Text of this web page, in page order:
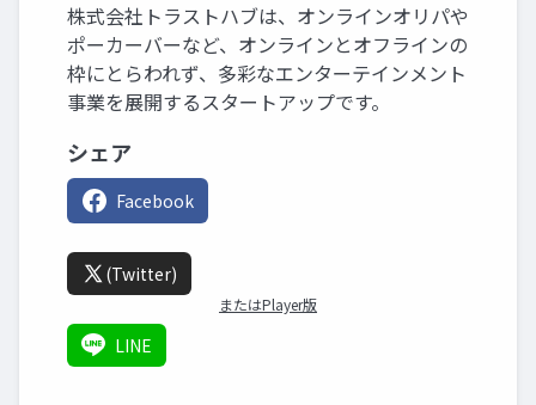
株式会社トラストハブは、オンラインオリパや
ポーカーバーなど、オンラインとオフラインの
枠にとらわれず、多彩なエンターテインメント
事業を展開するスタートアップです。
シェア
Facebook
(Twitter)
またはPlayer版
LINE